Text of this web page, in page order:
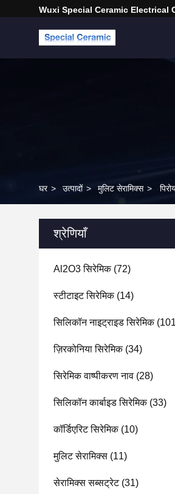
Wuxi Special Ceramic Electrical
घर > उत्पादों > मुलिट सेरामिक्स >
श्रेणियाँ
Al2O3 सिरेमिक(72)
स्टीटाइट सिरेमिक(14)
सिलिकॉन नाइट्राइड सिरेमिक
ज़िरकोनिया सिरेमिक(34)
सिरेमिक वाष्पीकरण नाव (28)
सिलिकॉन कार्बाइड सिरेमिक(33)
कॉर्डिएरिट सिरेमिक(10)
मुलिट सेरामिक्स (11)
सेरामिक्स सब्सट्रेट(31)